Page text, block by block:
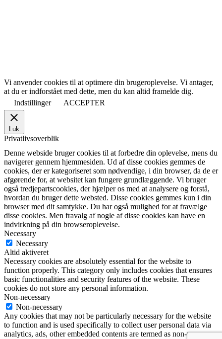
Vi anvender cookies til at optimere din brugeroplevelse. Vi antager,
at du er indforstået med dette, men du kan altid framelde dig.
Indstillinger
ACCEPTER
Luk
Privatlivsoverblik
Denne webside bruger cookies til at forbedre din oplevelse, mens du
navigerer gennem hjemmesiden. Ud af disse cookies gemmes de
cookies, der er kategoriseret som nødvendige, i din browser, da de er
afgørende for, at websitet kan fungere grundlæggende. Vi bruger
også tredjepartscookies, der hjælper os med at analysere og forstå,
hvordan du bruger dette websted. Disse cookies gemmes kun i din
browser med dit samtykke. Du har også mulighed for at fravælge
disse cookies. Men fravalg af nogle af disse cookies kan have en
indvirkning på din browseroplevelse.
Necessary
Necessary
Altid aktiveret
Necessary cookies are absolutely essential for the website to
function properly. This category only includes cookies that ensures
basic functionalities and security features of the website. These
cookies do not store any personal information.
Non-necessary
Non-necessary
Any cookies that may not be particularly necessary for the website
to function and is used specifically to collect user personal data via
analytics, ads, other embedded contents are termed as non-necessary